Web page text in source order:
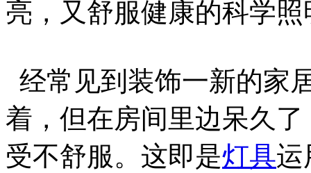
亮，又舒服健康的科学
经常见到装饰一新的家
着，但在房间里边呆久
受不舒服。这即是灯具运